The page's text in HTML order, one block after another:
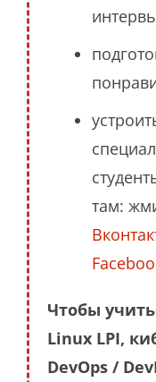
там:
Чтобы
Linux LPI,
DevOps /